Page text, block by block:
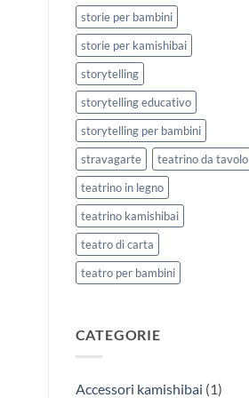
storie per bambini
storie per kamishibai
storytelling
storytelling educativo
storytelling per bambini
stravagarte
teatrino da tavolo
teatrino in legno
teatrino kamishibai
teatro di carta
teatro per bambini
CATEGORIE
Accessori kamishibai (1)